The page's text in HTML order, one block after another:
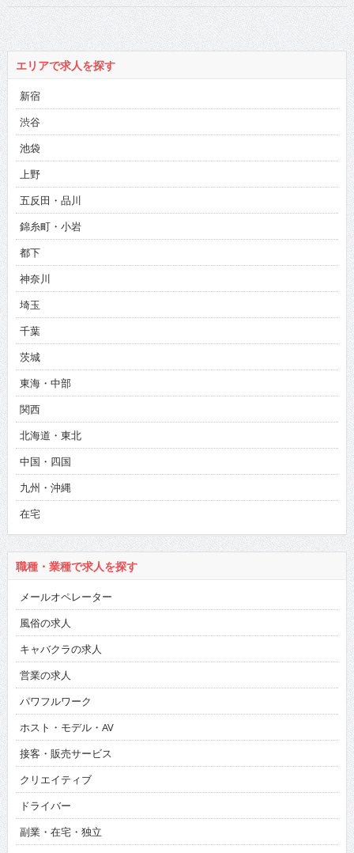
エリアで求人を探す
新宿
渋谷
池袋
上野
五反田・品川
錦糸町・小岩
都下
神奈川
埼玉
千葉
茨城
東海・中部
関西
北海道・東北
中国・四国
九州・沖縄
在宅
職種・業種で求人を探す
メールオペレーター
風俗の求人
キャバクラの求人
営業の求人
パワフルワーク
ホスト・モデル・AV
接客・販売サービス
クリエイティブ
ドライバー
副業・在宅・独立